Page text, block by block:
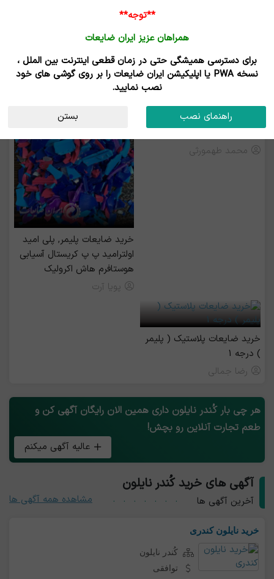
خرید کندر نایلون - فروش کندر نایلون
محمد طهمورثی
خرید ضايعات پليمر, پلی امید
اولترامید پ پ کریستال آسیابی
هوستافرم هاش اکرولیک
پویا آرت
خرید ضایعات پلاستیک ( پلیمر
) درجه 1
رضا جمالی
هر چی بار کُندر نایلون داری همین الان رایگان آگهی کن و
طعم تجارت آنلاین رو بچش!
عالیه آگهی میکنم
آگهی های خرید کُندر نایلون
آخرین آگهی ها مشاهده همه آگهی ها
خرید نایلون کندری
کُندر نایلون
توافقی
**توجه**
همراهان عزیز ایران ضایعات
برای دسترسی همیشگی حتی در زمان قطعی اینترنت بین الملل ،
نسخه PWA یا اپلیکیشن ایران ضایعات را بر روی گوشی های خود
نصب نمایید.
راهنمای نصب بستن